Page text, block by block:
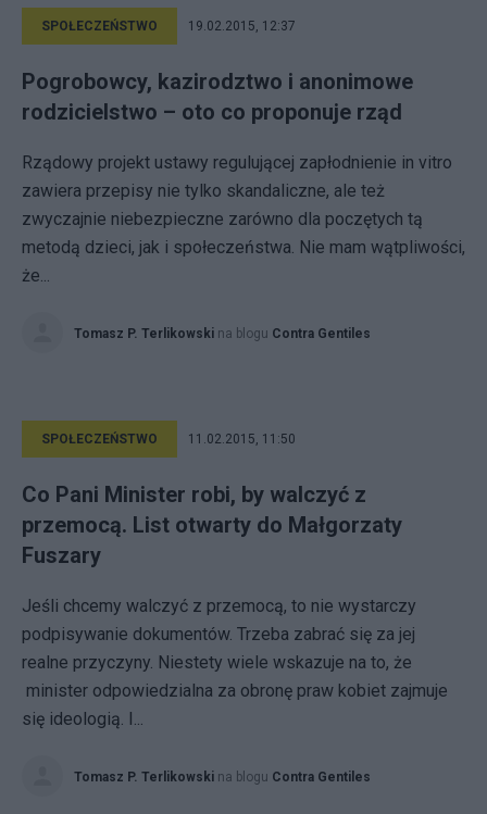
SPOŁECZEŃSTWO 19.02.2015, 12:37
Pogrobowcy, kazirodztwo i anonimowe
rodzicielstwo – oto co proponuje rząd
Rządowy projekt ustawy regulującej zapłodnienie in vitro
zawiera przepisy nie tylko skandaliczne, ale też
zwyczajnie niebezpieczne zarówno dla poczętych tą
metodą dzieci, jak i społeczeństwa. Nie mam wątpliwości,
że...
Tomasz P. Terlikowski na blogu Contra Gentiles
SPOŁECZEŃSTWO 11.02.2015, 11:50
Co Pani Minister robi, by walczyć z
przemocą. List otwarty do Małgorzaty
Fuszary
Jeśli chcemy walczyć z przemocą, to nie wystarczy
podpisywanie dokumentów. Trzeba zabrać się za jej
realne przyczyny. Niestety wiele wskazuje na to, że
minister odpowiedzialna za obronę praw kobiet zajmuje
się ideologią. I...
Tomasz P. Terlikowski na blogu Contra Gentiles